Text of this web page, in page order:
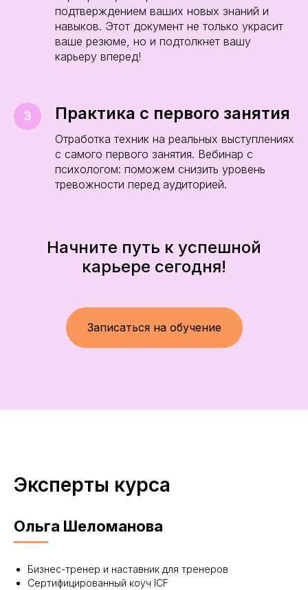
подтверждением ваших новых знаний и
навыков. Этот документ не только украсит
ваше резюме, но и подтолкнет вашу
карьеру вперед!
Практика с первого занятия
Отработка техник на реальных выступлениях
с самого первого занятия. Вебинар с
психологом: поможем снизить уровень
тревожности перед аудиторией.
Начните путь к успешной
карьере сегодня!
Записаться на обучение
Эксперты курса
Ольга Шеломанова
Бизнес-тренер и наставник для тренеров
Сертифицированный коуч ICF